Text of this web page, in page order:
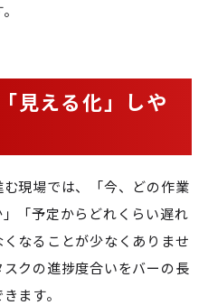
見える化」しや
現場では、「今、どの作業
「予定からどれくらい遅れ
なることが少なくありませ
クの進捗度合いをバーの長
ます。